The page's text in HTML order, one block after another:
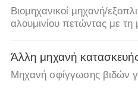
Βιομηχανικοί μηχανή/
αλουμινίου πετώντας με τη
Άλλη μηχανή
Μηχανή σφίγγωσης βιδών